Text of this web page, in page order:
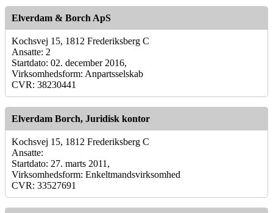
Elverdam & Borch ApS
Kochsvej 15, 1812 Frederiksberg C
Ansatte: 2
Startdato: 02. december 2016,
Virksomhedsform: Anpartsselskab
CVR: 38230441
Elverdam Borch, Juridisk kontor
Kochsvej 15, 1812 Frederiksberg C
Ansatte:
Startdato: 27. marts 2011,
Virksomhedsform: Enkeltmandsvirksomhed
CVR: 33527691